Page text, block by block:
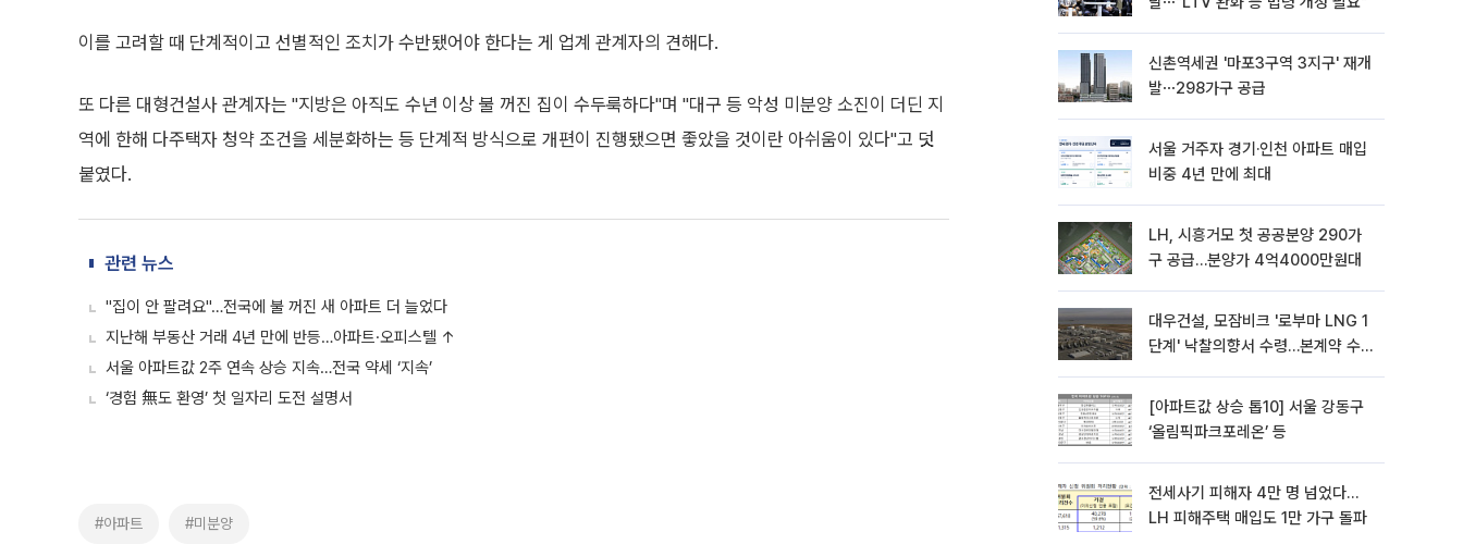
이를 고려할 때 단계적이고 선별적인 조치가 수반됐어야 한다는 게 업계 관계자의 견해다.
또 다른 대형건설사 관계자는 "지방은 아직도 수년 이상 불 꺼진 집이 수두룩하다"며 "대구 등 악성 미분양 소진이 더딘 지
역에 한해 다주택자 청약 조건을 세분화하는 등 단계적 방식으로 개편이 진행됐으면 좋았을 것이란 아쉬움이 있다"고 덧
붙였다.
관련 뉴스
"집이 안 팔려요"…전국에 불 꺼진 새 아파트 더 늘었다
지난해 부동산 거래 4년 만에 반등…아파트·오피스텔 ↑
서울 아파트값 2주 연속 상승 지속…전국 약세 ‘지속’
‘경험 無도 환영’ 첫 일자리 도전 설명서
#아파트 #미분양
신촌역세권 '마포3구역 3지구' 재개
발⋯298가구 공급
서울 거주자 경기·인천 아파트 매입
비중 4년 만에 최대
LH, 시흥거모 첫 공공분양 290가
구 공급…분양가 4억4000만원대
대우건설, 모잠비크 '로부마 LNG 1
단계' 낙찰의향서 수령…본계약 수
[아파트값 상승 톱10] 서울 강동구
‘올림픽파크포레온’ 등
전세사기 피해자 4만 명 넘었다…
LH 피해주택 매입도 1만 가구 돌파